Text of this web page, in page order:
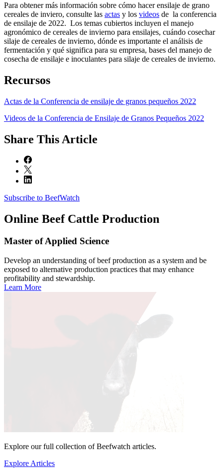
Para obtener más información sobre cómo hacer ensilaje de grano
cereales de inviero, consulte las actas y los videos de la conferencia
de ensilaje de 2022. Los temas cubiertos incluyen el manejo
agronómico de cereales de invierno para ensilajes, cuándo cosechar
silaje de cereales de invierno, dónde es importante el análisis de
fermentación y qué significa para su empresa, bases del manejo de
cosecha de ensilaje e inoculantes para silaje de cereales de invierno.
Recursos
Actas de la Conferencia de ensilaje de granos pequeños 2022
Videos de la Conferencia de Ensilaje de Granos Pequeños 2022
Share This Article
Subscribe to BeefWatch
Online Beef Cattle Production
Master of Applied Science
Develop an understanding of beef production as a system and be
exposed to alternative production practices that may enhance
profitability and stewardship.
Learn More
Explore our full collection of Beefwatch articles.
Explore Articles